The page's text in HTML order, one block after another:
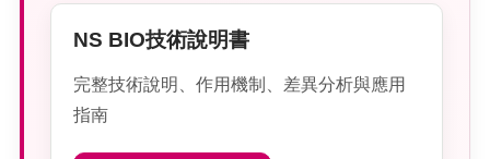
NS BIO技術說明書
完整技術說明、作用機制、差異分析與應用
指南